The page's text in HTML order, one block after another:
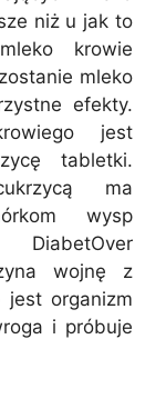
niż u jak to
krowie
mleko
efekty.
jest
tabletki.
ma
wysp
DiabetOver
wojnę z
jest organizm
i próbuje